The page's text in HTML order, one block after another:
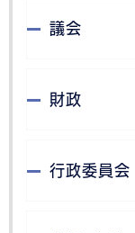
議会
財政
行政委員会